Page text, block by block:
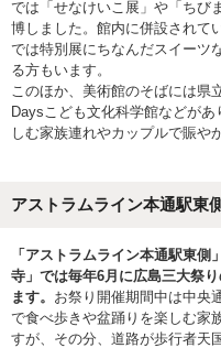
では「せなけいこ展」や「ちび
博しました。館内に併設されて
では特別展にちなんだスイーツ
る方もいます。
このほか、美術館のそばには県
Daysこども文化科学館などが
しむ家族連れやカップルで賑や
アストラムライン本通駅東
「アストラムライン本通駅東側」
寺」では毎年6月に広島三大祭
ます。 お祭り開催期間中は中央
で食べ歩きや盆踊りを楽しむ家
すが、その分、道路が歩行者天